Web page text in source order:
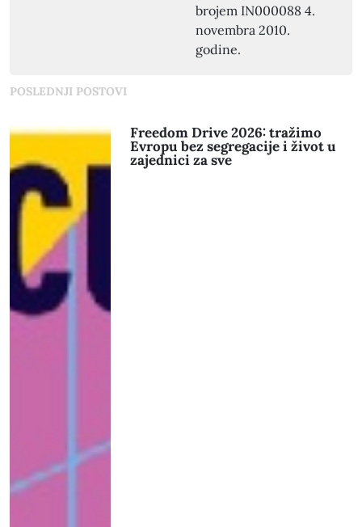
brojem IN000088 4.
novembra 2010.
godine.
POSLEDNJI POSTOVI
Freedom Drive 2026: tražimo
Evropu bez segregacije i život u
zajednici za sve